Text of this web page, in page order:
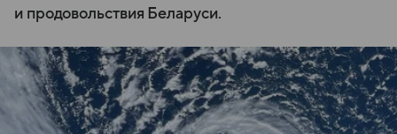
и продовольствия Беларуси.